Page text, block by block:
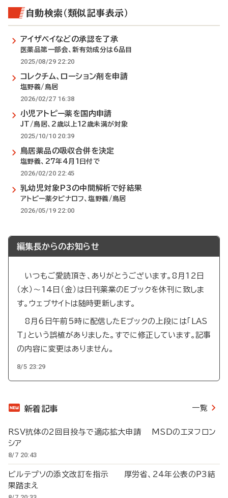
自動検索（類似記事表示）
アイザベイなどの承認を了承
医薬品第一部会、新有効成分は6品目
2025/08/29 22:20
コレクチム、ローション剤を申請
塩野義/鳥居
2026/02/27 16:38
小児アトピー薬を国内申請
JT/鳥居、2歳以上12歳未満が対象
2025/10/10 20:39
鳥居薬品の吸収合併を決定
塩野義、27年4月1日付で
2026/02/20 22:45
乳幼児対象P3の中間解析で好結果
アトピー薬タピナロフ、塩野義/鳥居
2026/05/19 22:00
編集長からのお知らせ
いつもご愛読頂き、ありがとうございます。8月12日
（水）～14日（金）は日刊薬業のEブックを休刊に致しま
す。ウェブサイトは随時更新します。
8月6日午前5時に配信したEブックの上段には「LAS
T」という誤植がありました。すでに修正しています。記事
の内容に変更はありません。
8/5 23:29
新着記事 一覧
RSV抗体の2回目投与で適応拡大申請 MSDのエヌフロン
シア
8/7 20:43
ビルテプソの添文改訂を指示 厚労省、24年公表のP3結
果踏まえ